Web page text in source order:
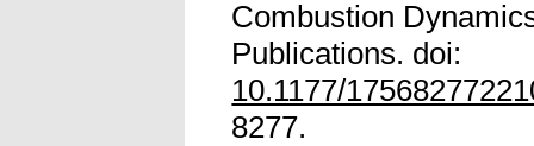
Combustion
Publications. doi:
10.1177/
8277.